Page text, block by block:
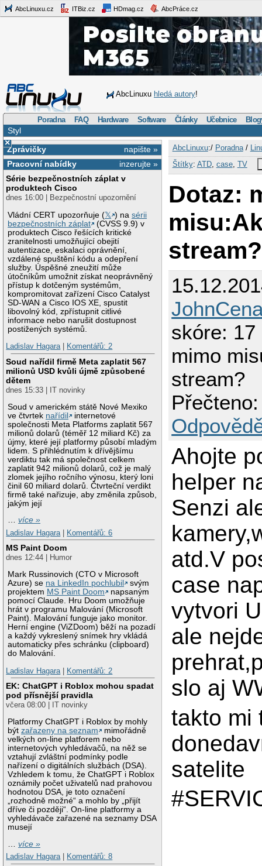
AbcLinuxu.cz ITBiz.cz HDmag.cz AbcPráce.cz
AbcLinuxu hledá autory!
Poradna FAQ Hardware Software Články Učebnice
Styl
×
napište »
Zprávičky
inzerujte »
Pracovní nabídky
Série bezpečnostních záplat v
produktech Cisco
dnes 16:00 | Bezpečnostní upozornění
Vládní CERT upozorňuje (𝕏 ) nasérii
bezpečnostních záplat
(CVSS 9.9) v
produktech Cisco řešících kritické
zranitelnosti umožňující obejití
autentizace, eskalaci oprávnění,
vzdálené spuštění kódu a odepření
služby. Úspěšné zneužití může
útočníkům umožnit získat neoprávněný
přístup k dotčeným systémům,
kompromitovat zařízení Cisco Catalyst
SD-WAN a Cisco IOS XE, spustit
libovolný kód, zpřístupnit citlivé
informace nebo narušit dostupnost
postižených systémů.
Ladislav Hagara| Komentářů: 2
Soud nařídil firmě Meta zaplatit 567
milionů USD kvůli újmě způsobené
dětem
dnes 15:33 | IT novinky
Soud v americkém státě Nové Mexiko
ve čtvrtek nařídil
internetové
společnosti Meta Platforms zaplatit 567
milionů dolarů (téměř 12 miliard Kč) za
újmy, které její platformy působí mladým
lidem. S přihlédnutím k dřívějšímu
verdiktu tak má společnost celkem
zaplatit 942 milionů dolarů, což je malý
zlomek jejího ročního výnosu, který loni
činil 60 miliard dolarů. Čtvrteční verdikt
firmě také nařizuje, aby změnila způsob,
jakým její
…více »
Ladislav Hagara
Komentářů: 6
MS Paint Doom
dnes 12:44 | Humor
Mark Russinovich (CTO v Microsoft
Azure) se na LinkedIn pochlubil
svým
projektem MS Paint Doom
napsaným
pomocí Claude. Hru Doom umožňuje
hrát v programu Malování (Microsoft
Paint). Malování funguje jako monitor.
Herní engine (ViZDoom) běží na pozadí
a každý vykreslený snímek hry vkládá
automaticky přes schránku (clipboard)
do Malování.
Ladislav Hagara
Komentářů: 2
EK: ChatGPT i Roblox mohou spadat
pod přísnější pravidla
včera 08:00 | IT novinky
Platformy ChatGPT i Roblox by mohly
býtzařazeny na seznam
mimořádně
velkých on-line platforem nebo
internetových vyhledávačů, na něž se
vztahují zvláštní podmínky podle
nařízení o digitálních službách (DSA).
Vzhledem k tomu, že ChatGPT i Roblox
oznámily počet uživatelů nad prahovou
hodnotou DSA, je toto označení
„rozhodně možné“ a mohlo by „přijít
dříve či později“. On-line platformy a
vyhledávače zařazené na seznamy DSA
musejí
…více »
Ladislav Hagara| Komentářů: 8
AbcLinuxu:/ Poradna/
Štítky: ATD, case, TV
Dotaz:
stream?
skóre: 17
mimo
stream?
Ahojte
helper
Senzi
atd.V
case
vytvori
ale
slo aj
takto mi
satelite